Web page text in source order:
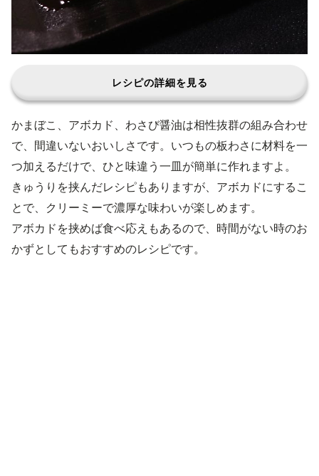
レシピの詳細を見る
かまぼこ、アボカド、わさび醤油は相性抜群の組み合わせ
で、間違いないおいしさです。いつもの板わさに材料を一
つ加えるだけで、ひと味違う一皿が簡単に作れますよ。
きゅうりを挟んだレシピもありますが、アボカドにするこ
とで、クリーミーで濃厚な味わいが楽しめます。
アボカドを挟めば食べ応えもあるので、時間がない時のお
かずとしてもおすすめのレシピです。